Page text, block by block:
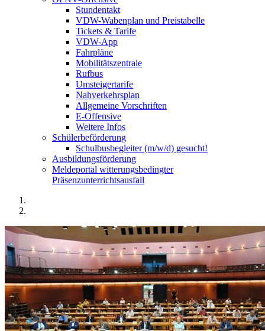
Stundentakt
VDW-Wabenplan und Preistabelle
Tickets & Tarife
VDW-App
Fahrpläne
Mobilitätszentrale
Rufbus
Umsteigertarife
Nahverkehrsplan
Allgemeine Vorschriften
E-Offensive
Weitere Infos
Schülerbeförderung
Schulbusbegleiter (m/w/d) gesucht!
Ausbildungsförderung
Meldeportal witterungsbedingter
Präsenzunterrichtsausfall